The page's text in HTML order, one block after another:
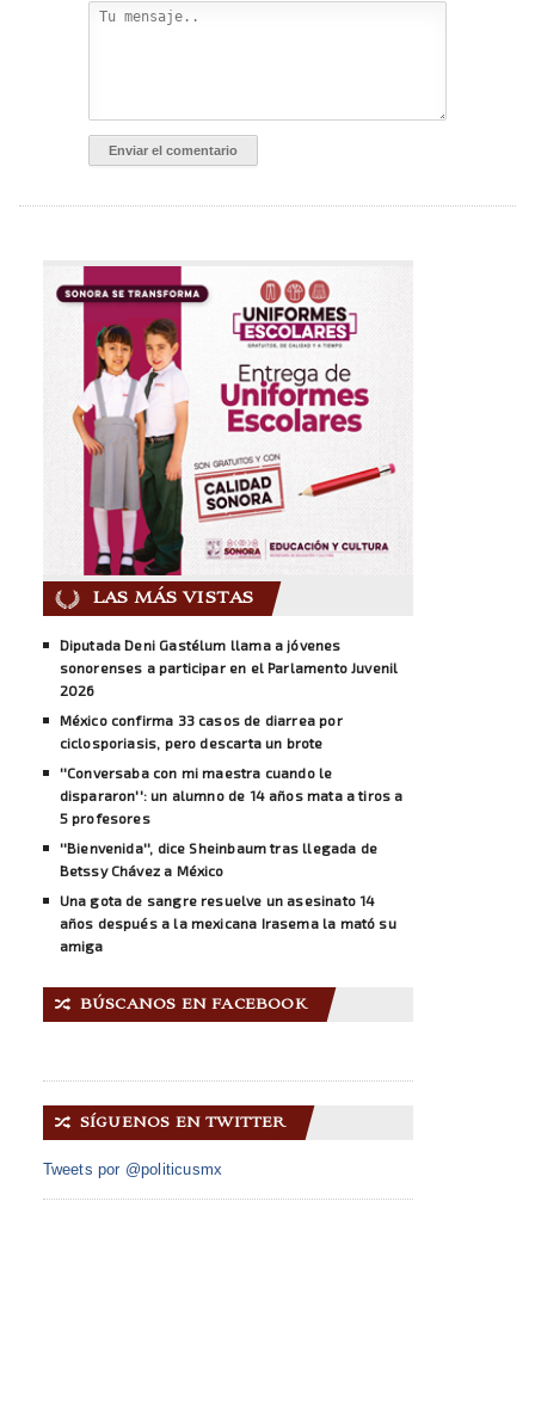
LAS MÁS VISTAS
Diputada Deni Gastélum llama a jóvenes
sonorenses a participar en el Parlamento Juvenil
2026
México confirma 33 casos de diarrea por
ciclosporiasis, pero descarta un brote
''Conversaba con mi maestra cuando le
dispararon'': un alumno de 14 años mata a tiros a
5 profesores
''Bienvenida'', dice Sheinbaum tras llegada de
Betssy Chávez a México
Una gota de sangre resuelve un asesinato 14
años después a la mexicana Irasema la mató su
amiga
🔀 BÚSCANOS EN FACEBOOK
🔀 SÍGUENOS EN TWITTER
Tweets por @politicusmx